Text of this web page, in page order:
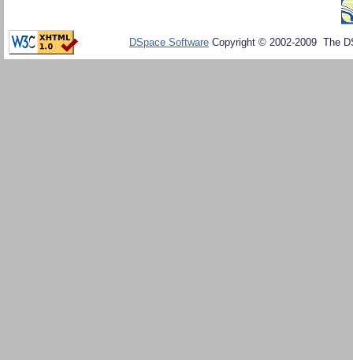
DSpace Software Copyright © 2002-2009 The